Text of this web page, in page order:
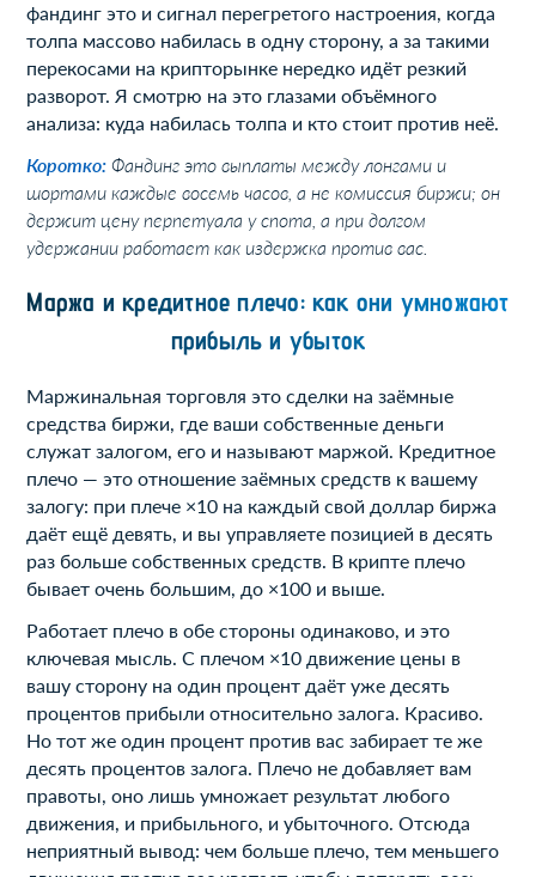
фандинг это и сигнал перегретого настроения, когда
толпа массово набилась в одну сторону, а за такими
перекосами на крипторынке нередко идёт резкий
разворот. Я смотрю на это глазами объёмного
анализа: куда набилась толпа и кто стоит против неё.
Коротко:Фандинг это выплаты между лонгами и
шортами каждые восемь часов, а не комиссия биржи; он
держит цену перпетуала у спота, а при долгом
удержании работает как издержка против вас.
Маржа и кредитное плечо: как они умножают
прибыль и убыток
Маржинальная торговля это сделки на заёмные
средства биржи, где ваши собственные деньги
служат залогом, его и называют маржой. Кредитное
плечо — это отношение заёмных средств к вашему
залогу: при плече ×10 на каждый свой доллар биржа
даёт ещё девять, и вы управляете позицией в десять
раз больше собственных средств. В крипте плечо
бывает очень большим, до ×100 и выше.
Работает плечо в обе стороны одинаково, и это
ключевая мысль. С плечом ×10 движение цены в
вашу сторону на один процент даёт уже десять
процентов прибыли относительно залога. Красиво.
Но тот же один процент против вас забирает те же
десять процентов залога. Плечо не добавляет вам
правоты, оно лишь умножает результат любого
движения, и прибыльного, и убыточного. Отсюда
неприятный вывод: чем больше плечо, тем меньшего